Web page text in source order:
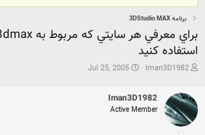
برنامه 3DStudio MAX
استفاده كنيد
ش
ع
ک
ن
Iman3D1982
ت
ی
خ
Jul 25, 2005
Iman3D1982
Active Member